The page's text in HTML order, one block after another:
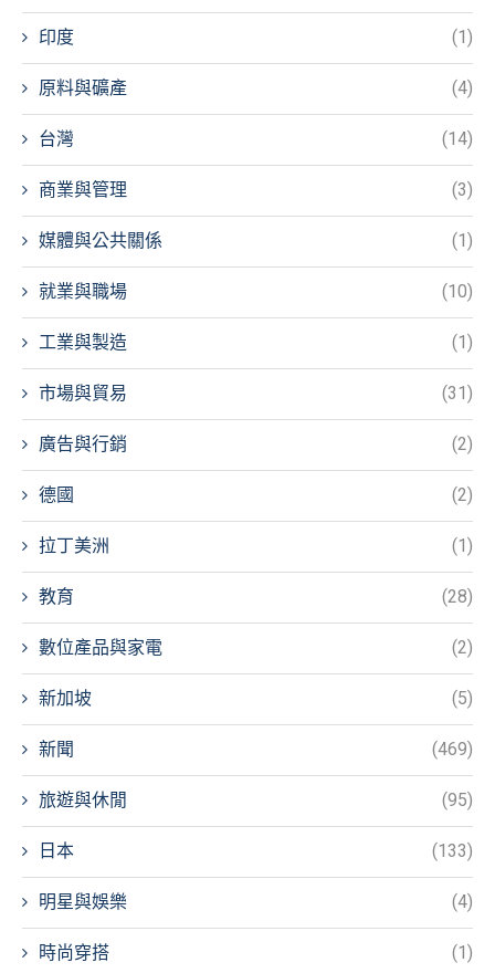
印度 (1)
原料與礦產 (4)
台灣 (14)
商業與管理 (3)
媒體與公共關係 (1)
就業與職場 (10)
工業與製造 (1)
市場與貿易 (31)
廣告與行銷 (2)
德國 (2)
拉丁美洲 (1)
教育 (28)
數位產品與家電 (2)
新加坡 (5)
新聞 (469)
旅遊與休閒 (95)
日本 (133)
明星與娛樂 (4)
時尚穿搭 (1)